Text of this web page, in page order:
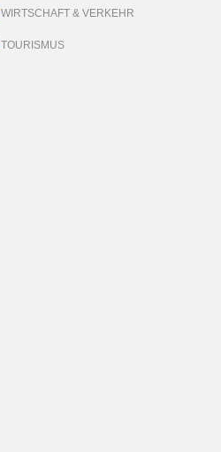
WIRTSCHAFT & VERKEHR
TOURISMUS